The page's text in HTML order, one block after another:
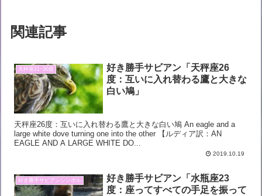
関連記事
天秤座21−30度
好き勝手サビアン「天秤座26
度：互いに入れ替わる鷹と大きな
白い鳩」
天秤座26度：互いに入れ替わる鷹と大きな白い鳩 An eagle and a
large white dove turning one into the other 【ルディア訳：AN
EAGLE AND A LARGE WHITE DO...
2019.10.19
好き勝手サビアンシンボル
好き勝手サビアン「水瓶座23
度：座ってすべての手足を振って